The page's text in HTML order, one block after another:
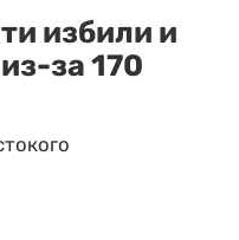
избили и
за 170